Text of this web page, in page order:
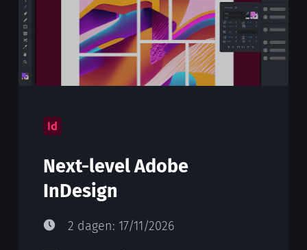
Next-level Adobe
InDesign
2 dagen: 17/11/2026